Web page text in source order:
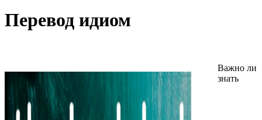
Перевод идиом
Важно ли
знать